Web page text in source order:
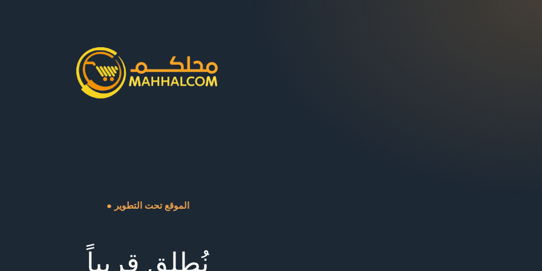
● الموقع تحت التطوير
نُطلق قريباً